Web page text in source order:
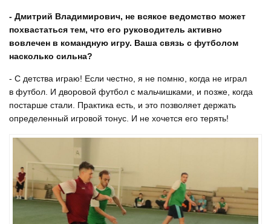
- Дмитрий Владимирович, не всякое ведомство может
похвастаться тем, что его руководитель активно
вовлечен в командную игру. Ваша связь с футболом
насколько сильна?
- С детства играю! Если честно, я не помню, когда не играл
в футбол. И дворовой футбол с мальчишками, и позже, когда
постарше стали. Практика есть, и это позволяет держать
определенный игровой тонус. И не хочется его терять!